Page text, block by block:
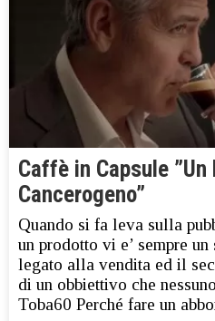
Caffè in Capsule ”Un
Cancerogeno”
Quando si fa leva sulla
un prodotto vi e’ sempre
legato alla vendita ed il
di un obbiettivo che
Toba60 Perché fare un